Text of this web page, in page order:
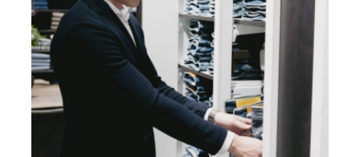
hoogte van onze events via onze nieuwsbrief!